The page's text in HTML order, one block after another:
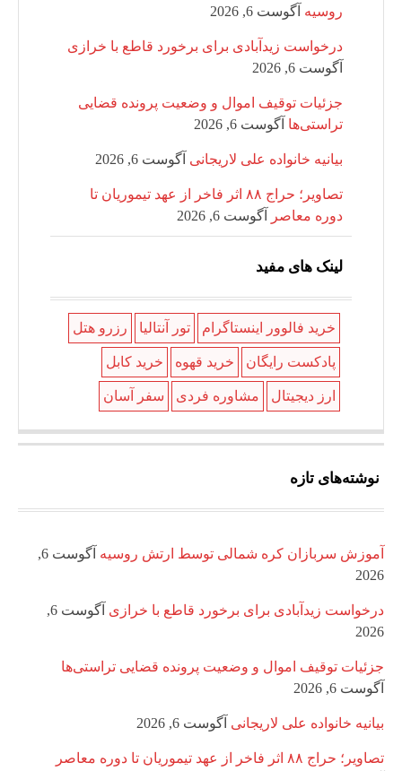
روسیه آگوست 6, 2026
درخواست زیدآبادی برای برخورد قاطع با خرازی
آگوست 6, 2026
جزئیات توقیف اموال و وضعیت پرونده قضایی
تراستی‌ها آگوست 6, 2026
بیانیه خانواده علی لاریجانی آگوست 6, 2026
تصاویر؛ حراج ۸۸ اثر فاخر از عهد تیموریان تا
دوره معاصر
آگوست 6, 2026
لینک های مفید
خرید فالوور اینستاگرام تور آنتالیا رزرو هتل
پادکست رایگان خرید قهوه خرید کابل
ارز دیجیتال مشاوره فردی سفر آسان
نوشته‌های تازه
آموزش سربازان کره شمالی توسط ارتش روسیه
آگوست 6,
2026
درخواست زیدآبادی برای برخورد قاطع با خرازی
آگوست 6,
2026
جزئیات توقیف اموال و وضعیت پرونده قضایی تراستی‌ها
آگوست 6, 2026
بیانیه خانواده علی لاریجانی آگوست 6, 2026
تصاویر؛ حراج ۸۸ اثر فاخر از عهد تیموریان تا دوره معاصر